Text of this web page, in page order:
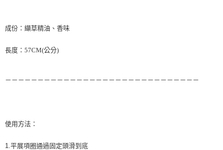
成份：纈草精油、香味
長度： 57CM(公分)
－－－－－－－－－－－－－－－－－－－－－－－－－－－－－－
使用方法：
1.平展項圈通過固定頭滑到底